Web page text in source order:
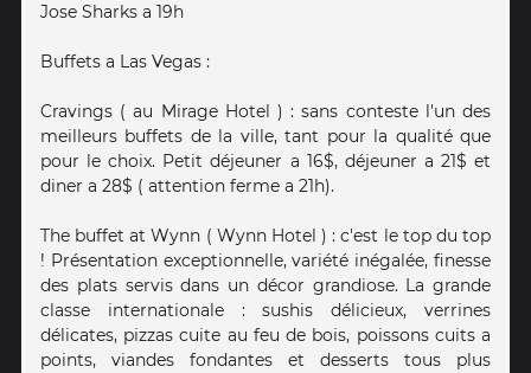
Jose Sharks a 19h
Buffets a Las Vegas :
Cravings ( au Mirage Hotel ) : sans conteste l'un des
meilleurs buffets de la ville, tant pour la qualité que
pour le choix. Petit déjeuner a 16$, déjeuner a 21$ et
diner a 28$ ( attention ferme a 21h).
The buffet at Wynn ( Wynn Hotel ) : c'est le top du top
! Présentation exceptionnelle, variété inégalée, finesse
des plats servis dans un décor grandiose. La grande
classe internationale : sushis délicieux, verrines
délicates, pizzas cuite au feu de bois, poissons cuits a
points, viandes fondantes et desserts tous plus